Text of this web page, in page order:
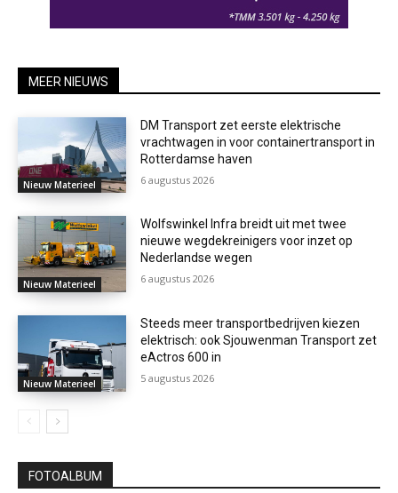
MEER NIEUWS
Nieuw Materieel
DM Transport zet eerste elektrische
vrachtwagen in voor containertransport in
Rotterdamse haven
6 augustus 2026
Nieuw Materieel
Wolfswinkel Infra breidt uit met twee
nieuwe wegdekreinigers voor inzet op
Nederlandse wegen
6 augustus 2026
Nieuw Materieel
Steeds meer transportbedrijven kiezen
elektrisch: ook Sjouwenman Transport zet
eActros 600 in
5 augustus 2026
FOTOALBUM